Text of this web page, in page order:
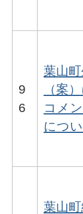
9
6
葉山
（案
コメ
につ
葉山